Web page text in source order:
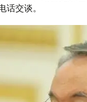
话交谈。